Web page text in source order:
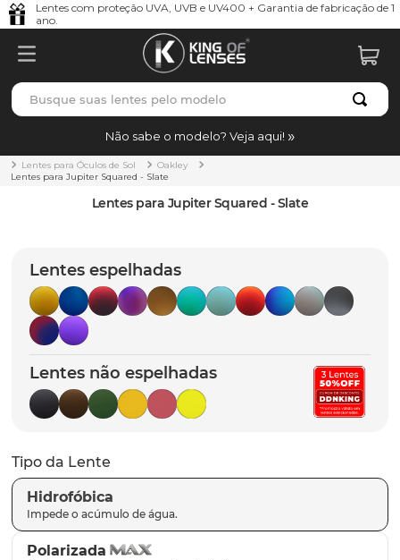
Lentes com proteção UVA, UVB e UV400 + Garantia de fabricação de 1
ano.
Busque suas lentes pelo modelo
Não sabe o modelo? Veja aqui!
Lentes para Óculos de Sol
Oakley
Lentes para Jupiter Squared - Slate
Lentes para Jupiter Squared - Slate
Lentes espelhadas
Lentes não espelhadas
Tipo da Lente
Hidrofóbica
Polarizada
TERMOS MAIS BUSCADOS
1º borrachas
holbrook
5º chaves
6º t-shock
7º gasket
8º parafusos
9º latch